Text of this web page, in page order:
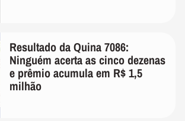
Resultado da Quina 7086:
Ninguém acerta as cinco dezenas
e prêmio acumula em R$ 1,5
milhão